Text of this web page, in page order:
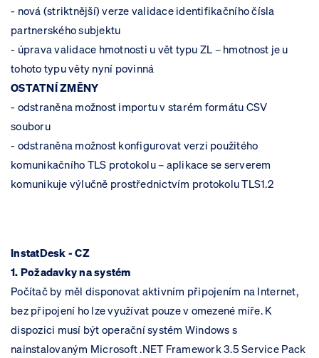
- nová (striktnější) verze validace identifikačního čísla
partnerského subjektu
- úprava validace hmotnosti u vět typu ZL – hmotnost je u
tohoto typu věty nyní povinná
OSTATNÍ ZMĚNY
- odstraněna možnost importu v starém formátu CSV
souboru
- odstraněna možnost konfigurovat verzi použitého
komunikačního TLS protokolu – aplikace se serverem
komunikuje výlučně prostřednictvím protokolu TLS1.2
InstatDesk - CZ
1. Požadavky na systém
Počítač by měl disponovat aktivním připojením na Internet,
bez připojení ho lze využívat pouze v omezené míře. K
dispozici musí být operační systém Windows s
nainstalovaným Microsoft .NET Framework 3.5 Service Pack